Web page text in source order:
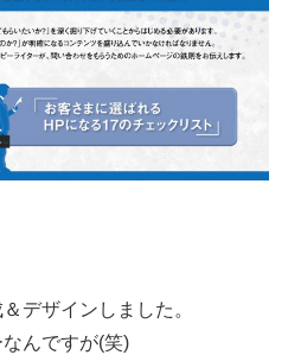
デザインしました。
んですが(笑)